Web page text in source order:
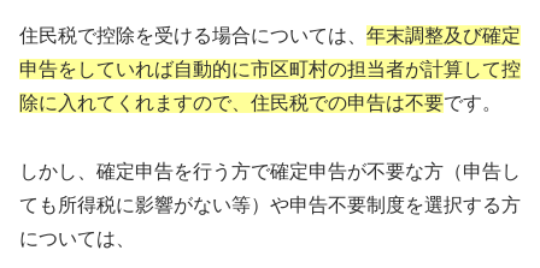
住民税で控除を受ける場合については、 年末調整及び確定
申告をしていれば自動的に市区町村の担当者が計算して控
除に入れてくれますので、住民税での申告は不要です。
しかし、確定申告を行う方で確定申告が不要な方（申告し
ても所得税に影響がない等）や申告不要制度を選択する方
については、